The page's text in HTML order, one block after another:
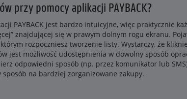
przy pomocy aplikacji PAYBACK?
PAYBACK jest bardzo intuicyjne, więc praktycznie
znajdującej się w prawym dolnym rogu ekranu.
rozpoczniesz tworzenie listy. Wystarczy, że
jest możliwość udostępnienia w dowolny sposób
odpowiedni sposób (np. przez komunikator lub
na bardziej zorganizowane zakupy.